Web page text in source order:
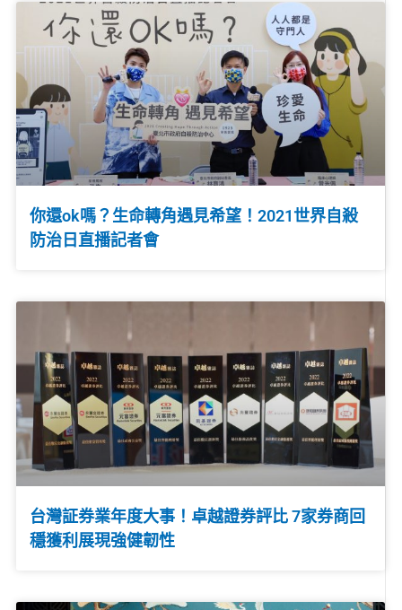
你還ok嗎？生命轉角遇見希望！2021世界自殺
防治日直播記者會
台灣証券業年度大事！卓越證券評比 7家券商回
穩獲利展現強健韌性